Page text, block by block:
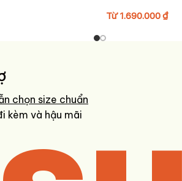
Từ1.690.000₫
chọn size chuẩn
kèm và hậu mãi